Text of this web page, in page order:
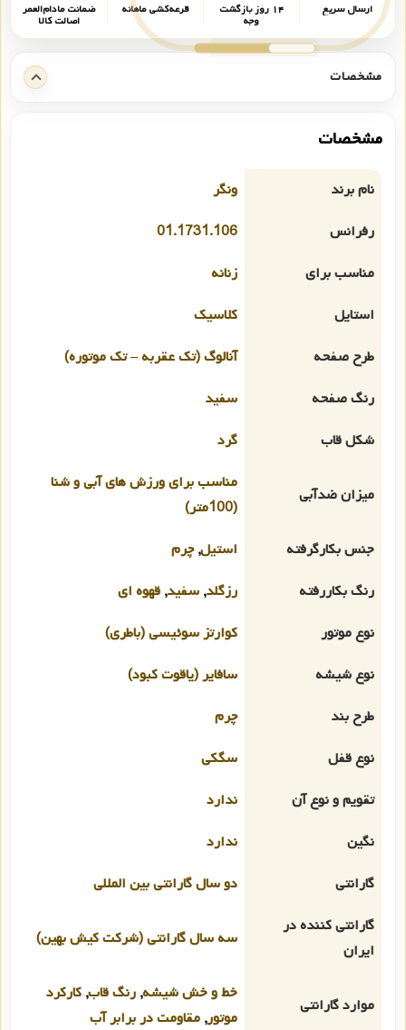
ارسال سریع ۱۴ روز بازگشت
وجه
قرعه‌کشی ماهانه ضمانت مادام‌العمر
اصالت کالا
مشخصات
مشخصات
نام برند
ونگر
رفرانس
01.1731.106
مناسب برای
زنانه
استایل
کلاسیک
طرح صفحه
آنالوگ (تک عقربه – تک موتوره)
رنگ صفحه
سفید
شکل قاب
گرد
میزان ضدآبی
مناسب برای ورزش های آبی و شنا
(100متر)
جنس بکارگرفته
استیل,چرم
رنگ بکاررفته
رزگلد, سفید, قهوه ای
نوع موتور
کوارتز سوئیسی (باطری)
نوع شیشه
سافایر (یاقوت کبود)
طرح بند
چرم
نوع قفل
سگکی
تقویم و نوع آن
ندارد
نگین
ندارد
گارانتی
دو سال گارانتی بین المللی
گارانتی کننده در
ایران
سه سال گارانتی (شرکت کیش بهین)
موارد گارانتی
خط و خش شیشه, رنگ قاب, کارکرد
موتور, مقاومت در برابر آب